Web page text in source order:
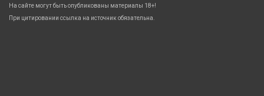
На сайте могут быть опубликованы материалы 18+!
При цитировании ссылка на источник обязательна.